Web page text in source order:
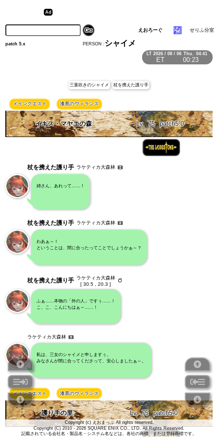
Copyright (c) えおまっぷ All rights reserved.
Copyright (C) 2010 - 2026 SQUARE ENIX CO., LTD. All Rights Reserved.
記載されている会社名・製品名・システム名などは、各社の商標、または登録商標です。
LT 2026 / 08 / 06 Thu. 04:41
ET 00:23
えおろーぐ せりふ分室
PERSON : シャイメ
patch 5.x
三葉吹きのシャイメ 杖を携えた護り手
メインクエスト 漆黒のヴィランズ
イキス・マヤエの森 Lv 75 patch5.0
杖を携えた護り手 ラケティカ大森林
姉さん、あれって……！
杖を携えた護り手 ラケティカ大森林
わあぁ～！
ということは、間に合ったってことでしょうかぁ～？
杖を携えた護り手 ラケティカ大森林
[ 30.5 , 20.3 ]
ふぁ……本物の「外の人」ですぅ……！
こ、こ、こんにちはぁ～……！
ラケティカ大森林
私は、三女のシャイメと申しますぅ。
みなさんが間に合ってくださって、安心しましたぁ～。
メインクエスト 漆黒のヴィランズ
護り手の里 Lv 75 patch5.0